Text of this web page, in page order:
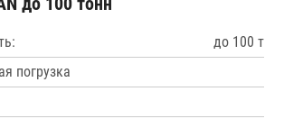
до 100 т
погрузка